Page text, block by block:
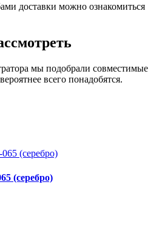
доставки можно ознакомиться
мы подобрали совместимые
всего понадобятся.
(серебро)